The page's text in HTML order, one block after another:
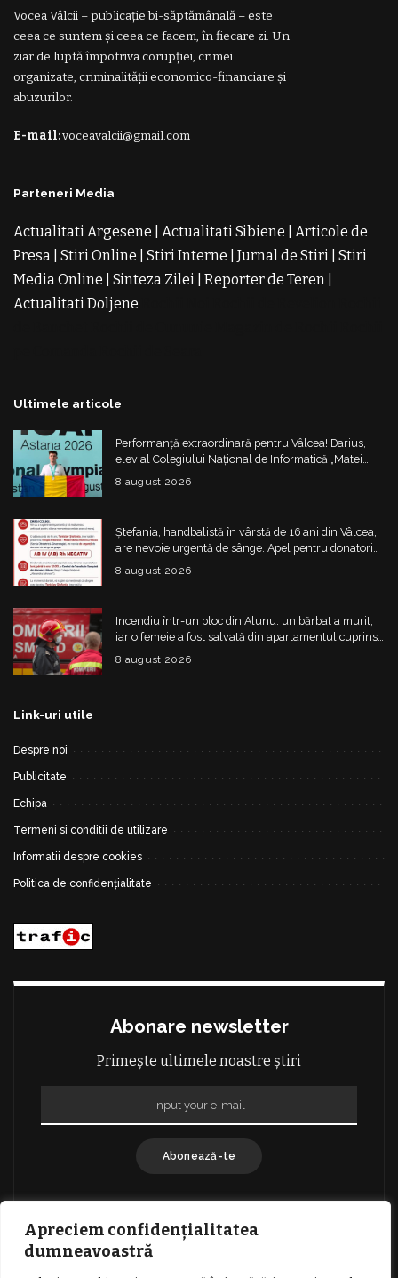
Apreciem confidențialitatea
dumneavoastră
Vocea Vâlcii – publicație bi-săptămânală – este
ceea ce suntem și ceea ce facem, în fiecare zi. Un
ziar de luptă împotriva corupției, crimei
organizate, criminalității economico-financiare și
abuzurilor.
E-mail:voceavalcii@gmail.com
Parteneri Media
Actualitati Argesene Actualitati Sibiene
Articole de
Presa Stiri Online Stiri Interne Jurnal de Stiri Stiri
Media Online
Sinteza Zilei Reporter de Teren
Actualitati Doljene
Ultimele articole
Performanță extraordinară pentru Vâlcea! Darius,
elev al Colegiului Național de Informatică „Matei
Basarab”, a cucerit argintul la Olimpiada
Internațională de Inteligență Artificială
8 august 2026
Ștefania, handbalistă în vârstă de 16 ani din Vâlcea,
are nevoie urgentă de sânge. Apel pentru donatori
cu grupa AB IV negativ
8 august 2026
Incendiu într-un bloc din Alunu: un bărbat a murit,
iar o femeie a fost salvată din apartamentul cuprins
de flăcări
8 august 2026
Link-uri utile
Despre noi
Publicitate
Echipa
Termeni si conditii de utilizare
Informatii despre cookies
Politica de confidențialitate
Abonare newsletter
Primește ultimele noastre știri
Abonează-te